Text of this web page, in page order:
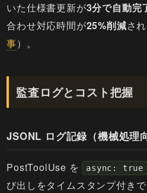
いた仕様書更新が3分で自動完
合わせ対応時間が25%削減さ
事）。
監査ログとコスト把握
JSONL ログ記録（機械処理
PostToolUse を async: true
び出しをタイムスタンプ付き